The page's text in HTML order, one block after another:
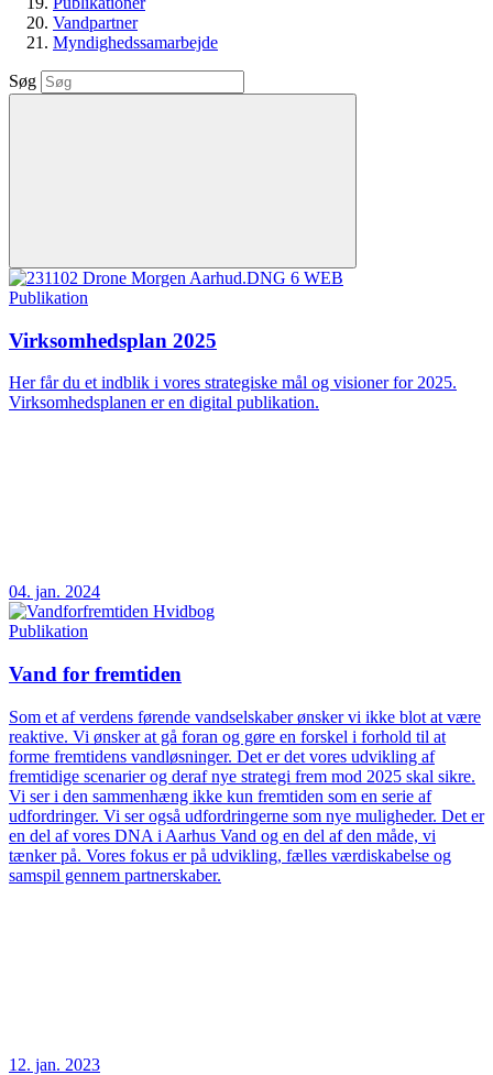
Vandpartner
Myndighedssamarbejde
Søg
Publikation
Virksomhedsplan 2025
Her får du et indblik i vores strategiske mål og visioner for 2025.
Virksomhedsplanen er en digital publikation.
04. jan. 2024
Publikation
Vand for fremtiden
Som et af verdens førende vandselskaber ønsker vi ikke blot at være
reaktive. Vi ønsker at gå foran og gøre en forskel i forhold til at
forme fremtidens vandløsninger. Det er det vores udvikling af
fremtidige scenarier og deraf nye strategi frem mod 2025 skal sikre.
Vi ser i den sammenhæng ikke kun fremtiden som en serie af
udfordringer. Vi ser også udfordringerne som nye muligheder. Det er
en del af vores DNA i Aarhus Vand og en del af den måde, vi
tænker på. Vores fokus er på udvikling, fælles værdiskabelse og
samspil gennem partnerskaber.
12. jan. 2023